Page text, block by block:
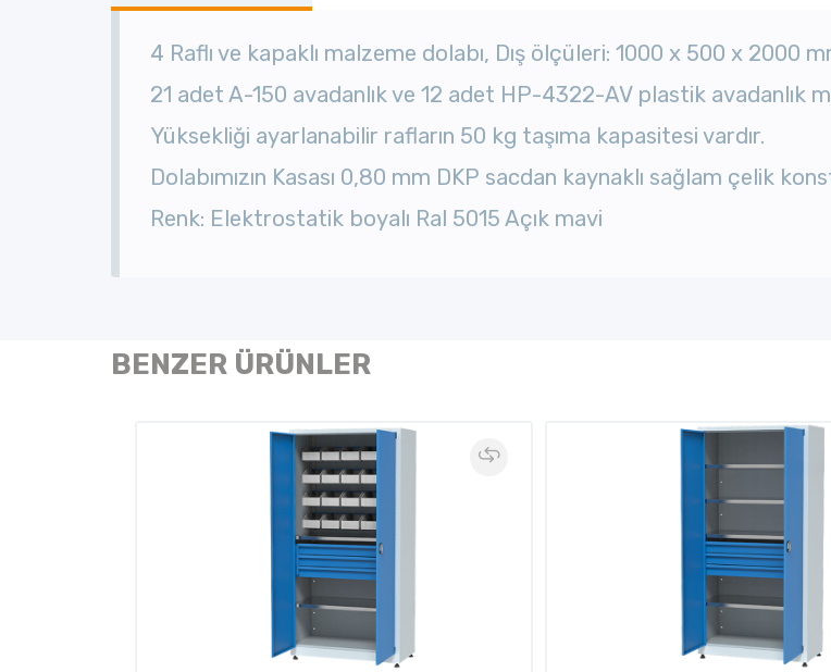
4 Raflı ve kapaklı malzeme dolabı, Dış ölçüleri: 1000 x 500 x 2000
21 adet A-150 avadanlık ve 12 adet HP-4322-AV plastik avadanlık
Yüksekliği ayarlanabilir rafların 50 kg taşıma kapasitesi vardır.
Dolabımızın Kasası 0,80 mm DKP sacdan kaynaklı sağlam çelik
Renk: Elektrostatik boyalı Ral 5015 Açık mavi
BENZER ÜRÜNLER